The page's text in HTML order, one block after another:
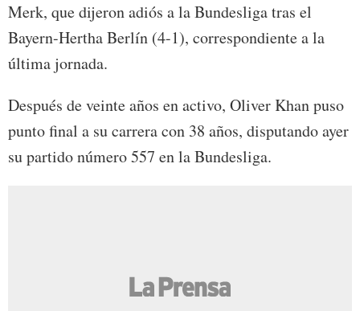
Merk, que dijeron adiós a la Bundesliga tras el
Bayern-Hertha Berlín (4-1), correspondiente a la
última jornada.
Después de veinte años en activo, Oliver Khan puso
punto final a su carrera con 38 años, disputando ayer
su partido número 557 en la Bundesliga.